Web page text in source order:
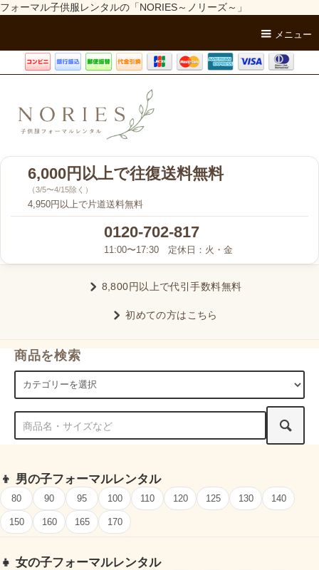
フォーマル子供服レンタルの「NORIES～ノリーズ～」
メニュー
6,000円以上で往復送料無料
（3/5〜4/15除く）
4,950円以上で片道送料無料
0120-702-817
11:00〜17:30 定休日：火・金
8,800円以上で代引手数料無料
初めての方はこちら
商品を検索
👦 男の子フォーマルレンタル
80 90 95 100 110 120 125 130 140
150 160 165 170
👧 女の子フォーマルレンタル